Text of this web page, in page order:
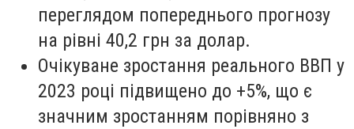
переглядом попереднього прогнозу
на рівні 40,2 грн за долар.
Очікуване зростання реального ВВП у
2023 році підвищено до +5%, що є
значним зростанням порівняно з